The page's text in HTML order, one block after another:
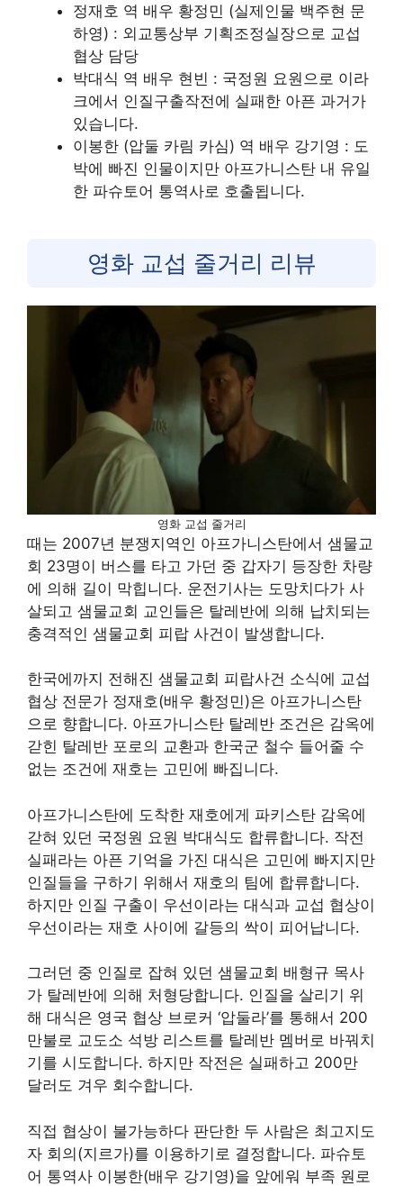
정재호 역 배우 황정민 (실제인물 백주현 문
하영) : 외교통상부 기획조정실장으로 교섭
협상 담당
박대식 역 배우 현빈 : 국정원 요원으로 이라
크에서 인질구출작전에 실패한 아픈 과거가
있습니다.
이봉한 (압둘 카림 카심) 역 배우 강기영 : 도
박에 빠진 인물이지만 아프가니스탄 내 유일
한 파슈토어 통역사로 호출됩니다.
영화 교섭 줄거리 리뷰
영화 교섭 줄거리
때는 2007년 분쟁지역인 아프가니스탄에서 샘물교
회 23명이 버스를 타고 가던 중 갑자기 등장한 차량
에 의해 길이 막힙니다. 운전기사는 도망치다가 사
살되고 샘물교회 교인들은 탈레반에 의해 납치되는
충격적인 샘물교회 피랍 사건이 발생합니다.
한국에까지 전해진 샘물교회 피랍사건 소식에 교섭
협상 전문가 정재호(배우 황정민)은 아프가니스탄
으로 향합니다. 아프가니스탄 탈레반 조건은 감옥에
갇힌 탈레반 포로의 교환과 한국군 철수 들어줄 수
없는 조건에 재호는 고민에 빠집니다.
아프가니스탄에 도착한 재호에게 파키스탄 감옥에
갇혀 있던 국정원 요원 박대식도 합류합니다. 작전
실패라는 아픈 기억을 가진 대식은 고민에 빠지지만
인질들을 구하기 위해서 재호의 팀에 합류합니다.
하지만 인질 구출이 우선이라는 대식과 교섭 협상이
우선이라는 재호 사이에 갈등의 싹이 피어납니다.
그러던 중 인질로 잡혀 있던 샘물교회 배형규 목사
가 탈레반에 의해 처형당합니다. 인질을 살리기 위
해 대식은 영국 협상 브로커 ‘압둘라’를 통해서 200
만불로 교도소 석방 리스트를 탈레반 멤버로 바꿔치
기를 시도합니다. 하지만 작전은 실패하고 200만
달러도 겨우 회수합니다.
직접 협상이 불가능하다 판단한 두 사람은 최고지도
자 회의(지르가)를 이용하기로 결정합니다. 파슈토
어 통역사 이봉한(배우 강기영)을 앞에워 부족 원로